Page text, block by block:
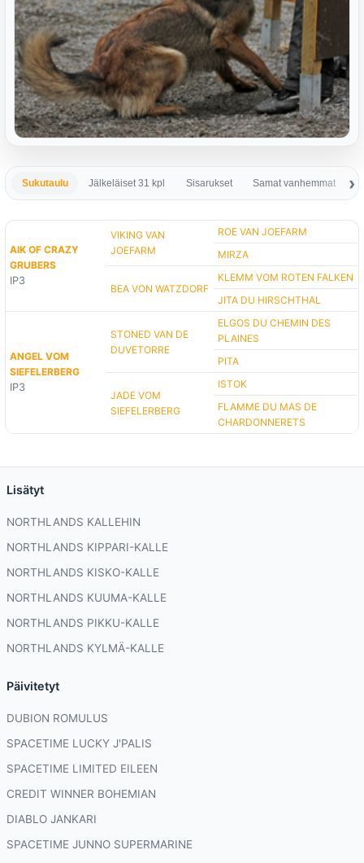
Sukutaulu Jälkeläiset 31 kpl Sisarukset Samat vanhemmat
AIK OF CRAZY
GRUBERS
IP3
VIKING VAN
JOEFARM
ROE VAN JOEFARM
MIRZA
BEA VON WATZDORF
KLEMM VOM ROTEN FALKEN
JITA DU HIRSCHTHAL
ANGEL VOM
SIEFELERBERG
IP3
STONED VAN DE
DUVETORRE
ELGOS DU CHEMIN DES
PLAINES
PITA
JADE VOM
SIEFELERBERG
ISTOK
FLAMME DU MAS DE
CHARDONNERETS
Lisätyt
NORTHLANDS KALLEHIN
NORTHLANDS KIPPARI-KALLE
NORTHLANDS KISKO-KALLE
NORTHLANDS KUUMA-KALLE
NORTHLANDS PIKKU-KALLE
NORTHLANDS KYLMÄ-KALLE
Päivitetyt
DUBION ROMULUS
SPACETIME LUCKY J'PALIS
SPACETIME LIMITED EILEEN
CREDIT WINNER BOHEMIAN
DIABLO JANKARI
SPACETIME JUNNO SUPERMARINE